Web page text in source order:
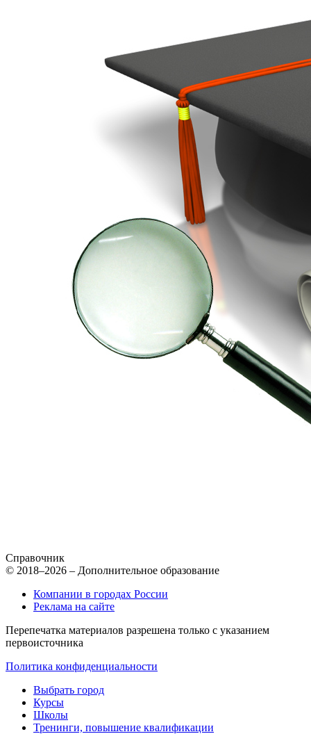
Справочник
© 2018–2026 – Дополнительное образование
Компании в городах России
Реклама на сайте
Перепечатка материалов разрешена только с указанием
первоисточника
Политика конфиденциальности
Выбрать город
Курсы
Школы
Тренинги, повышение квалификации